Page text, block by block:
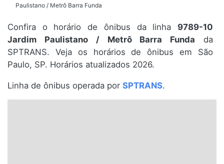
Espírito Santo
Paraná
Santa Catarina
Paulistano / Metrô Barra Funda
Confira o horário de ônibus da linha 9789-10
Jardim Paulistano / Metrô Barra Funda da
SPTRANS. Veja os horários de ônibus em São
Paulo, SP. Horários atualizados 2026.
Linha de ônibus operada por SPTRANS.